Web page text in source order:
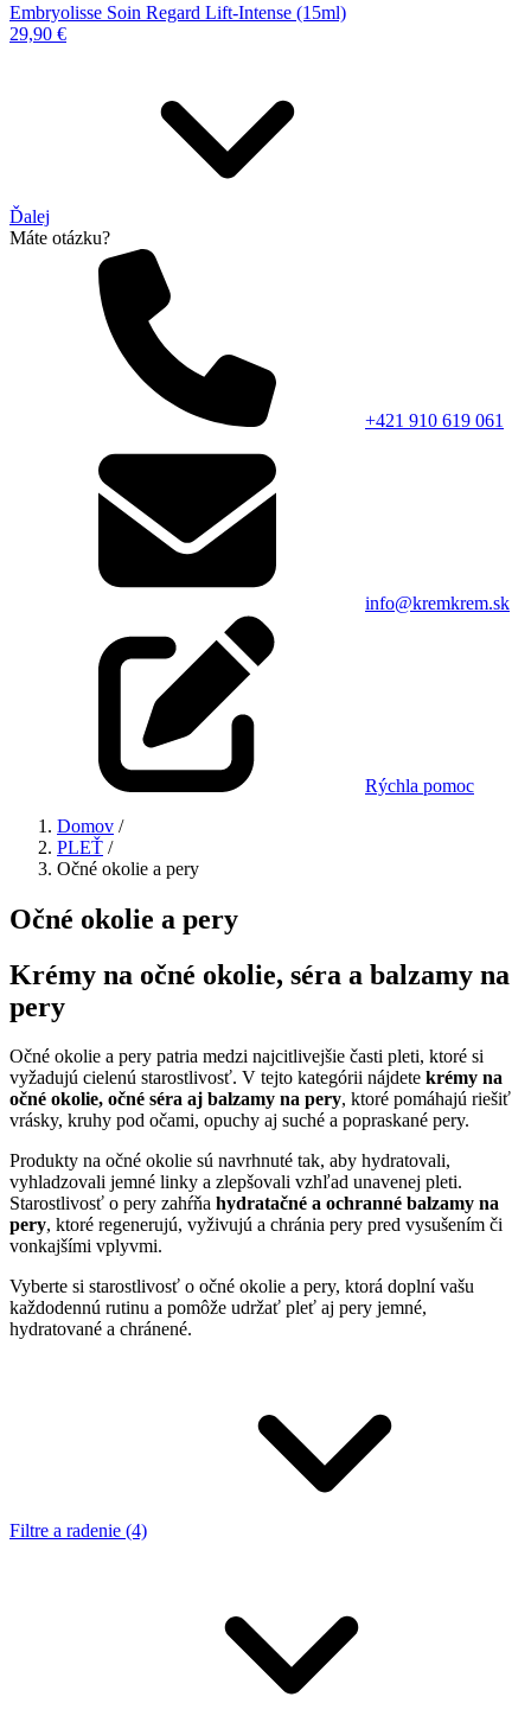
Embryolisse Soin Regard Lift-Intense (15ml)
29,90 €
Ďalej
Máte otázku?
+421 910 619 061
info@kremkrem.sk
Rýchla pomoc
Domov /
PLEŤ /
Očné okolie a pery
Očné okolie a pery
Krémy na očné okolie, séra a balzamy na
pery
Očné okolie a pery patria medzi najcitlivejšie časti pleti, ktoré si
vyžadujú cielenú starostlivosť. V tejto kategórii nájdete krémy na
očné okolie, očné séra aj balzamy na pery, ktoré pomáhajú riešiť
vrásky, kruhy pod očami, opuchy aj suché a popraskané pery.
Produkty na očné okolie sú navrhnuté tak, aby hydratovali,
vyhladzovali jemné linky a zlepšovali vzhľad unavenej pleti.
Starostlivosť o pery zahŕňa hydratačné a ochranné balzamy na
pery, ktoré regenerujú, vyživujú a chránia pery pred vysušením či
vonkajšími vplyvmi.
Vyberte si starostlivosť o očné okolie a pery, ktorá doplní vašu
každodennú rutinu a pomôže udržať pleť aj pery jemné,
hydratované a chránené.
Filtre a radenie (4)